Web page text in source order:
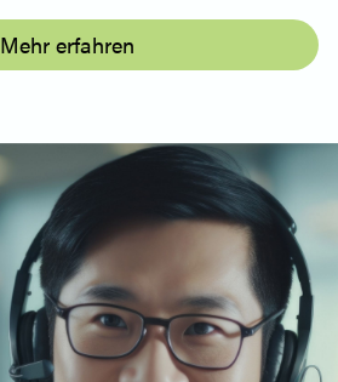
Mehr erfahren